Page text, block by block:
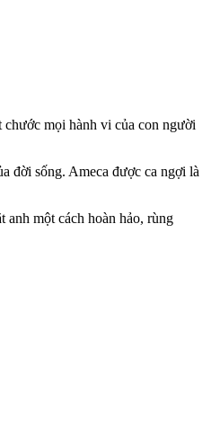
mọi hành vi của con người
đời sống. Ameca được ca ngợi là
một cách hoàn hảo, rùng